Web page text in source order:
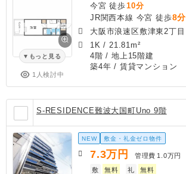
もっと見る
1人検討中
今宮 徒歩10分
JR関西本線 今宮 徒歩8分
大阪市浪速区敷津東2丁目
1K / 21.81m²
4階 / 地上15階建
築4年 / 賃貸マンション
S-RESIDENCE難波大国町Uno 9階
NEW 敷金・礼金ゼロ物件
7.3万円 管理費 1.0万円
敷
無料 礼 無料